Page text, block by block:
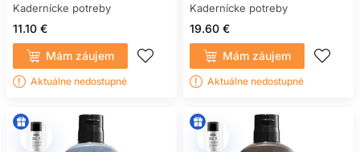
Kadernícke potreby
11.10 €
Mám záujem
Aktuálne nedostupné
Kadernícke potreby
19.60 €
Mám záujem
Aktuálne nedostupné